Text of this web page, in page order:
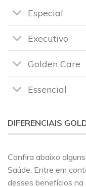
Especial
Executivo
Golden Care
Essencial
DIFERENCIAIS
Confira abaixo
Saúde. Entre em
desses benefícios na